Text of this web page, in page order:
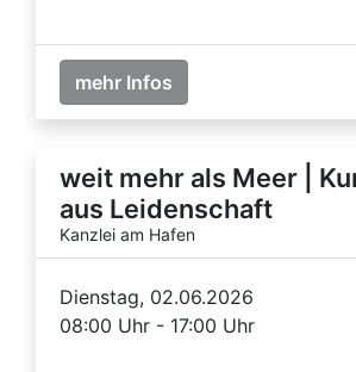
mehr Infos
weit mehr als Meer |
aus Leidenschaft
Kanzlei am Hafen
Dienstag, 02.06.2026
08:00 Uhr - 17:00 Uhr